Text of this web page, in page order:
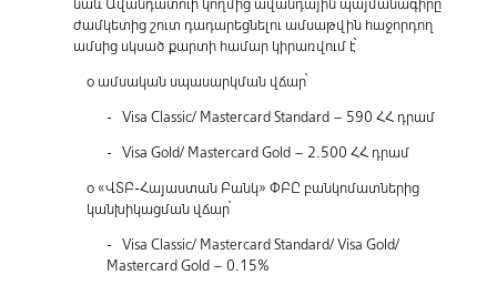
նաև Ավանդատուի կողմից ավանդային պայմանագիրը
ժամկետից շուտ դադարեցնելու ամսաթվին հաջորդող
ամսից սկսած քարտի համար կիրառվում է՝
o ամսական սպասարկման վճար՝
- Visa Classic/ Mastercard Standard – 590 ՀՀ դրամ
- Visa Gold/ Mastercard Gold – 2.500 ՀՀ դրամ
o «ՎՏԲ-Հայաստան Բանկ» ՓԲԸ բանկոմատներից
կանխիկացման վճար՝
- Visa Classic/ Mastercard Standard/ Visa Gold/
Mastercard Gold – 0.15%